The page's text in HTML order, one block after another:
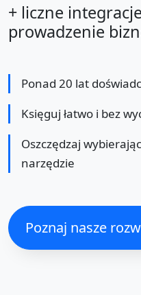
+ liczne
prowadzenie
Ponad 20 lat
Księguj łatwo i bez
Oszczędzaj
narzędzie
Poznaj nasze